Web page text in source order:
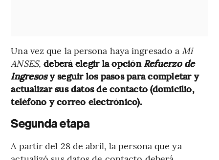
Una vez que la persona haya ingresado a Mi
ANSES, deberá elegir la opción Refuerzo de
Ingresosy seguir los pasos para completar y
actualizar sus datos de contacto (domicilio,
teléfono y correo electrónico).
Segunda etapa
A partir del 28 de abril, la persona que ya